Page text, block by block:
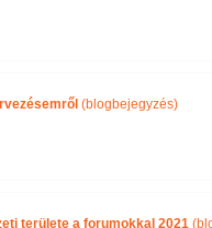
(blogbejegyzés)
területe a forumokkal 2021